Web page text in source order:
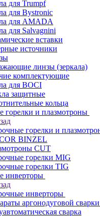
для Trumpf
для Bystronic
для AMADA
для Salvagnini
вставки
источники
линзы (зеркала)
комплектующие
для BOCI
защитные
кольца
горелки и плазмотроны
горелки и
BINZEL
CUT
горелки MIG
горелки TIG
инверторы
инверторы
аргонодуговой
сварка